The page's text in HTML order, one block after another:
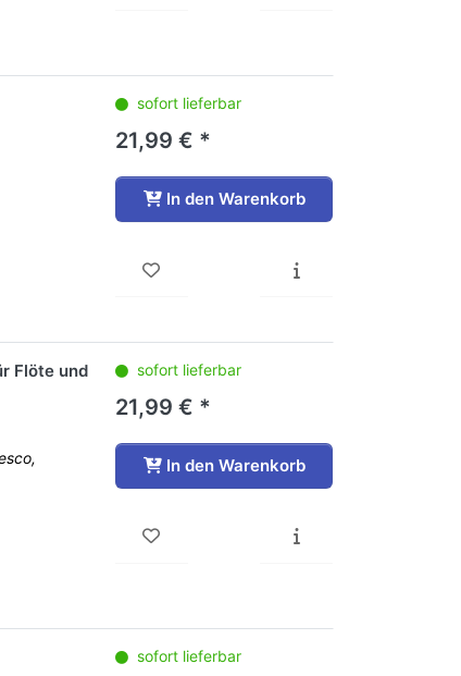
sofort lieferbar
21,99 € *
In den Warenkorb
Flöte und
sofort lieferbar
21,99 € *
In den Warenkorb
sofort lieferbar